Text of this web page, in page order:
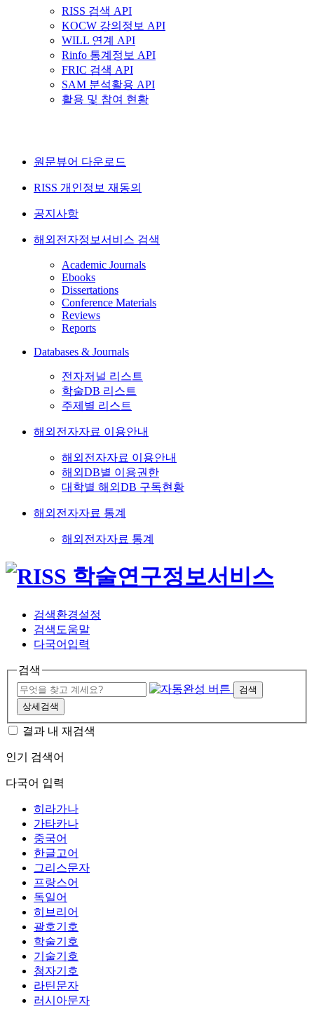
RISS 검색 API
KOCW 강의정보 API
WILL 연계 API
Rinfo 통계정보 API
FRIC 검색 API
SAM 분석활용 API
활용 및 참여 현황
원문뷰어 다운로드
RISS 개인정보 재동의
공지사항
해외전자정보서비스 검색
Academic Journals
Ebooks
Dissertations
Conference Materials
Reviews
Reports
Databases & Journals
전자저널 리스트
학술DB 리스트
주제별 리스트
해외전자자료 이용안내
해외전자자료 이용안내
해외DB별 이용권한
대학별 해외DB 구독현황
해외전자자료 통계
해외전자자료 통계
검색환경설정
검색도움말
다국어입력
검색
검색
상세검색
결과 내 재검색
인기 검색어
다국어 입력
히라가나
가타카나
중국어
한글고어
그리스문자
프랑스어
독일어
히브리어
괄호기호
학술기호
기술기호
첨자기호
라틴문자
러시아문자